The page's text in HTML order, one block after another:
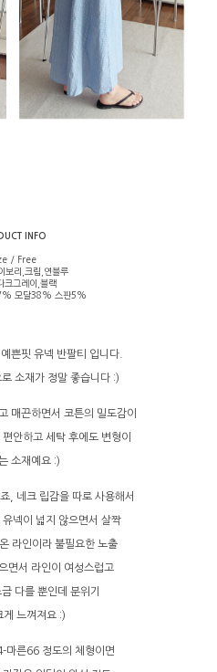
INFO
/ Free
보리,크림,연블루
크그레이,블랙
모달38% 스판5%
쁜핏 유넥 반팔티 입니다.
소재가 정말 좋습니다 :)
매끈하면서 코튼의 밀도감이
안하고 세탁 후에도 변형이
소재예요 :)
, 네크 립감을 따로 사용해서
넥이 넓지 않으면서 살짝
라인이라 불필요한 노출
면서 라인이 여성스럽고
다를 뿐인데 분위기
게 느껴져요 :)
마른66 정도의 체형이면